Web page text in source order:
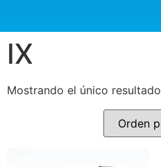
IX
Mostrando el único resultado